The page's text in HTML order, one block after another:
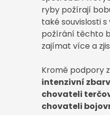
ryby požírají
také souvislosti
požírání těchto
zajímat více a
Kromě podpory
intenzivní
chovateli
chovateli